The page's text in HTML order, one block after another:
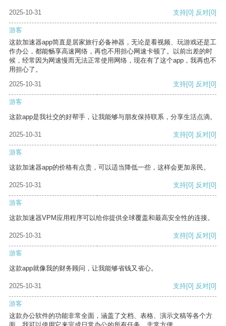
2025-10-31 支持[0] 反对[0]
游客
这款加速器app简直是居家旅行必备神器，无论是看视频、玩游戏还是工
作办公，都能畅享高速网络，再也不用担心网速卡顿了。以前出差的时
候，经常因为网速慢而无法正常使用网络，现在有了这个app，我再也不
用担心了。
2025-10-31
支持[0] 反对[0]
游客
这款app是我社交的好帮手，让我能够与朋友保持联系，分享生活点滴。
2025-10-31 支持[0] 反对[0]
游客
这款加速器app的价格有点贵，可以适当降低一些，这样会更加亲民。
2025-10-31 支持[0] 反对[0]
游客
这款加速器VPM应用程序可以给你提供全球覆盖和最高安全性的连接。
2025-10-31 支持[0] 反对[0]
游客
这款app就像我的财务顾问，让我能够省钱又省心。
2025-10-31 支持[0] 反对[0]
游客
这款办公软件的功能非常全面，涵盖了文档、表格、演示文稿等各个方